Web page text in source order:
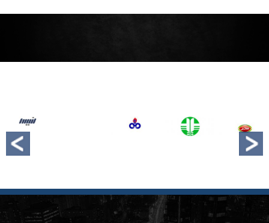
درباره ما